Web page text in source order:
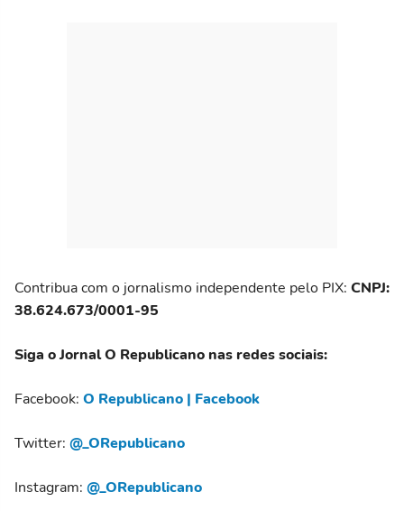
Contribua com o jornalismo independente pelo PIX: CNPJ:
38.624.673/0001-95
Siga o Jornal O Republicano nas redes sociais:
Facebook: O Republicano | Facebook
Twitter: @_ORepublicano
Instagram: @_ORepublicano